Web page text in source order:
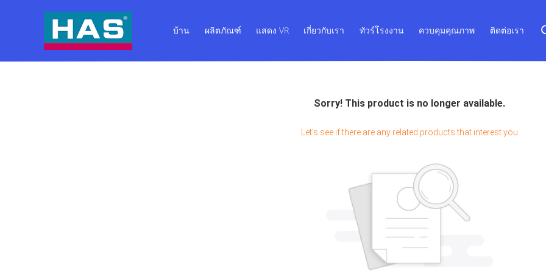
บ้าน ผลิตภัณฑ์ แสดง VR เกี่ยวกับเรา ทัวร์โรงงาน ควบคุมคุณภาพ ติดต่อเรา
Sorry! This product is no longer available.
Let's see if there are any related products that interest you